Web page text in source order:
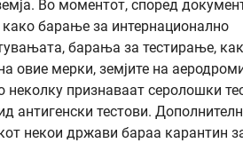
Во моментот, според
барање за интернационално
барања за тестирање,
овие мерки, земјите на
признаваат серолошки
антигенски тестови.
некои држави бараа карантин